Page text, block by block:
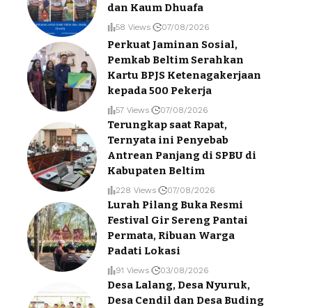
dan Kaum Dhuafa
58 Views 07/08/2026
Perkuat Jaminan Sosial,
Pemkab Beltim Serahkan
Kartu BPJS Ketenagakerjaan
kepada 500 Pekerja
57 Views 07/08/2026
Terungkap saat Rapat,
Ternyata ini Penyebab
Antrean Panjang di SPBU di
Kabupaten Beltim
228 Views 07/08/2026
Lurah Pilang Buka Resmi
Festival Gir Sereng Pantai
Permata, Ribuan Warga
Padati Lokasi
91 Views 03/08/2026
Desa Lalang, Desa Nyuruk,
Desa Cendil dan Desa Buding